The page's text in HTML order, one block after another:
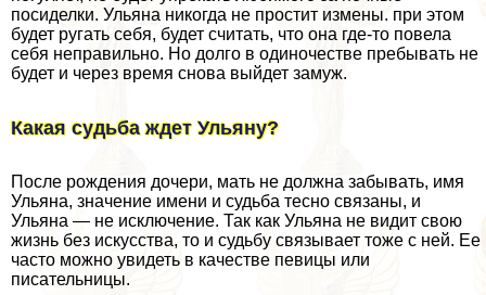
посиделки. Ульяна никогда не простит измены. при этом
будет ругать себя, будет считать, что она где-то повела
себя неправильно. Но долго в одиночестве пребывать не
будет и через время снова выйдет замуж.
Какая судьба ждет Ульяну?
После рождения дочери, мать не должна забывать, имя
Ульяна, значение имени и судьба тесно связаны, и
Ульяна — не исключение. Так как Ульяна не видит свою
жизнь без искусства, то и судьбу связывает тоже с ней. Ее
часто можно увидеть в качестве певицы или
писательницы.